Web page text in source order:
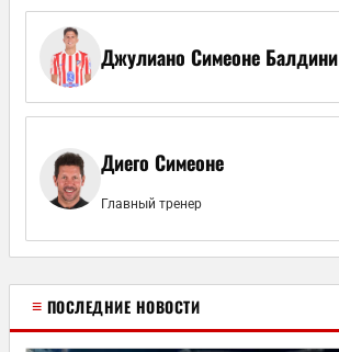
Джулиано Симеоне Балдини
Диего Симеоне
Главный тренер
≡ ПОСЛЕДНИЕ НОВОСТИ